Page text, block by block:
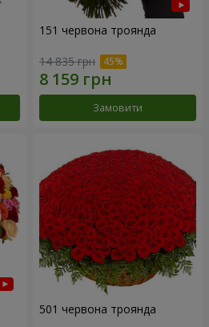
151 червона троянда
14 835 грн
Замовити
501 червона троянда